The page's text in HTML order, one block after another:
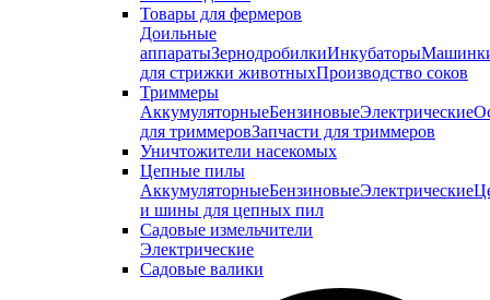
Товары для фермеров
Доильные
аппаратыЗернодробилкиИнкубаторы
для стрижки животныхПроизводство соков
Триммеры
АккумуляторныеБензиновыеЭлектрические
для триммеровЗапчасти для триммеров
Уничтожители насекомых
Цепные пилы
АккумуляторныеБензиновыеЭлектрические
и шины для цепных пил
Садовые измельчители
Электрические
Садовые валики